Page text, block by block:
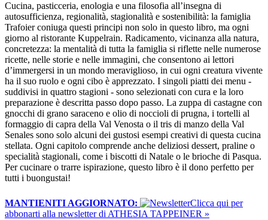
Cucina, pasticceria, enologia e una filosofia all’insegna di
autosufficienza, regionalità, stagionalità e sostenibilità: la famiglia
Trafoier coniuga questi principi non solo in questo libro, ma ogni
giorno al ristorante Kuppelrain. Radicamento, vicinanza alla natura,
concretezza: la mentalità di tutta la famiglia si riflette nelle numerose
ricette, nelle storie e nelle immagini, che consentono ai lettori
d’immergersi in un mondo meraviglioso, in cui ogni creatura vivente
ha il suo ruolo e ogni cibo è apprezzato. I singoli piatti dei menu -
suddivisi in quattro stagioni - sono selezionati con cura e la loro
preparazione è descritta passo dopo passo. La zuppa di castagne con
gnocchi di grano saraceno e olio di noccioli di prugna, i tortelli al
formaggio di capra della Val Venosta o il tris di manzo della Val
Senales sono solo alcuni dei gustosi esempi creativi di questa cucina
stellata. Ogni capitolo comprende anche deliziosi dessert, praline o
specialità stagionali, come i biscotti di Natale o le brioche di Pasqua.
Per cucinare o trarre ispirazione, questo libro è il dono perfetto per
tutti i buongustai!
MANTIENITI AGGIORNATO:
​Clicca qui per
abbonarti alla newsletter di ATHESIA TAPPEINER »